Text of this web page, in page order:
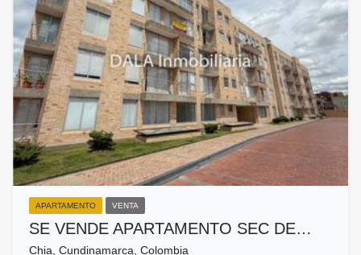
APARTAMENTO VENTA
SE VENDE APARTAMENTO SEC DE…
Chia, Cundinamarca, Colombia